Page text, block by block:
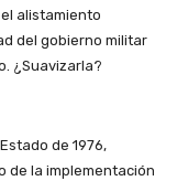
alistamiento
del gobierno militar
¿Suavizarla?
de 1976,
de la implementación